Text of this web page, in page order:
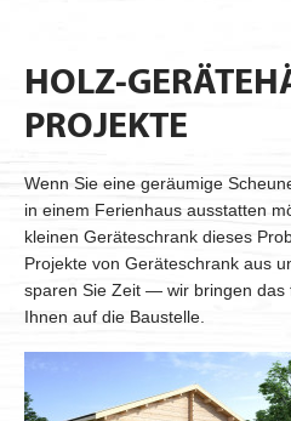
HOLZ-
PROJEKTE
Wenn Sie eine geräumige
in einem Ferienhaus ausstatten
kleinen Geräteschrank dieses
Projekte von Geräteschrank aus
sparen Sie Zeit — wir bringen das
Ihnen auf die Baustelle.